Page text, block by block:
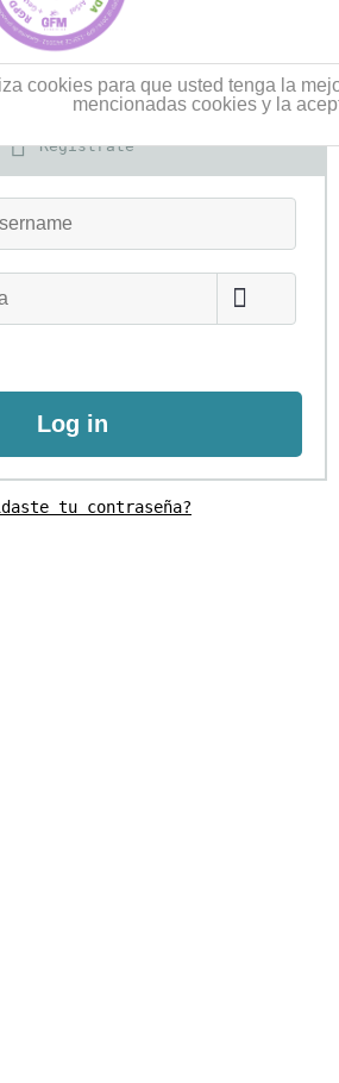
cookies para que usted tenga la
mencionadas cookies y la
Regístrate
Log in
tu contraseña?